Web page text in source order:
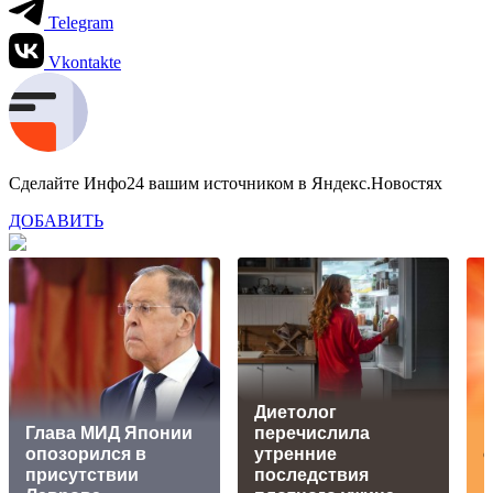
Telegram
Vkontakte
Сделайте Инфо24 вашим источником в Яндекс.Новостях
ДОБАВИТЬ
Глава МИД Японии
опозорился в
присутствии
Диетолог
перечислила
утренние
последствия